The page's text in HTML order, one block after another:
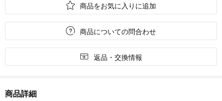
 商品をお気に入りに追加
 商品についての問合わせ
 返品・交換情報
商品詳細